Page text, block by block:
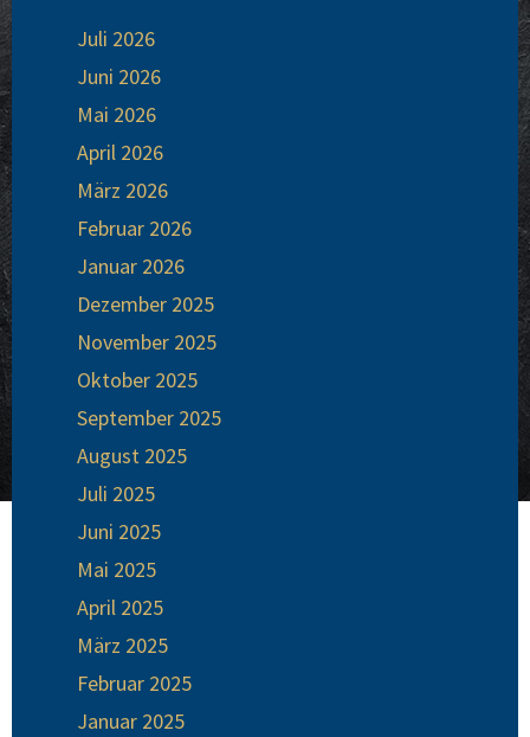
Juli 2026
Juni 2026
Mai 2026
April 2026
März 2026
Februar 2026
Januar 2026
Dezember 2025
November 2025
Oktober 2025
September 2025
August 2025
Juli 2025
Juni 2025
Mai 2025
April 2025
März 2025
Februar 2025
Januar 2025